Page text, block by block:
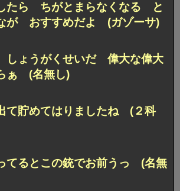
たら ちがとまらなくなる と
が おすすめだよ (ガゾーサ)
しょうがくせいだ 偉大な偉大
ぁ (名無し)
て貯めてはりましたね (２科
てるとこの銃でお前うっ (名無